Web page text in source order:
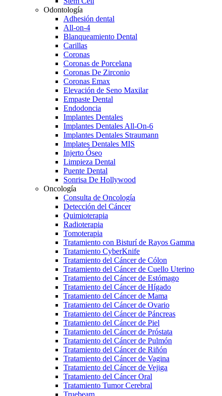
Odontología
Adhesión dental
All-on-4
Blanqueamiento Dental
Carillas
Coronas
Coronas de Porcelana
Coronas De Zirconio
Coronas Emax
Elevación de Seno Maxilar
Empaste Dental
Endodoncia
Implantes Dentales
Implantes Dentales All-On-6
Implantes Dentales Straumann
Implates Dentales MIS
Injerto Óseo
Limpieza Dental
Puente Dental
Sonrisa De Hollywood
Oncología
Consulta de Oncología
Detección del Cáncer
Quimioterapia
Radioterapia
Tomoterapia
Tratamiento con Bisturí de Rayos Gamma
Tratamiento CyberKnife
Tratamiento del Cáncer de Cólon
Tratamiento del Cáncer de Cuello Uterino
Tratamiento del Cáncer de Estómago
Tratamiento del Cáncer de Hígado
Tratamiento del Cáncer de Mama
Tratamiento del Cáncer de Ovario
Tratamiento del Cáncer de Páncreas
Tratamiento del Cáncer de Piel
Tratamiento del Cáncer de Próstata
Tratamiento del Cáncer de Pulmón
Tratamiento del Cáncer de Riñón
Tratamiento del Cáncer de Vagina
Tratamiento del Cáncer de Vejiga
Tratamiento del Cáncer Oral
Tratamiento Tumor Cerebral
Truebeam